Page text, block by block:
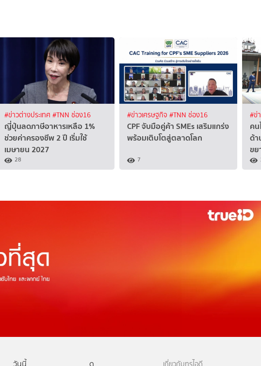
#ข่าวต่างประเทศ #TNN ช่อง16
ญี่ปุ่นลดภาษีอาหารเหลือ 1%
ช่วยค่าครองชีพ 2 ปี เริ่มใช้
เมษายน 2027
28
#ข่าวเศรษฐกิจ #TNN ช่อง16
CPF จับมือคู่ค้า SMEs เสริมแกร่ง
พร้อมเติบโตสู่ตลาดโลก
7
#ข่
คน
ด้า
ข